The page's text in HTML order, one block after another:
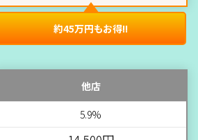
約45万円もお得!!
他店
5.9%